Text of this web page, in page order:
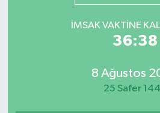
İMSAK VAKTINE
36:38
8 Ağustos
25 Safer
Tüm Manşetler